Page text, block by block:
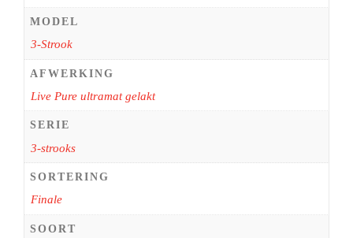
MODEL
3-Strook
AFWERKING
Live Pure ultramat gelakt
SERIE
3-strooks
SORTERING
Finale
SOORT